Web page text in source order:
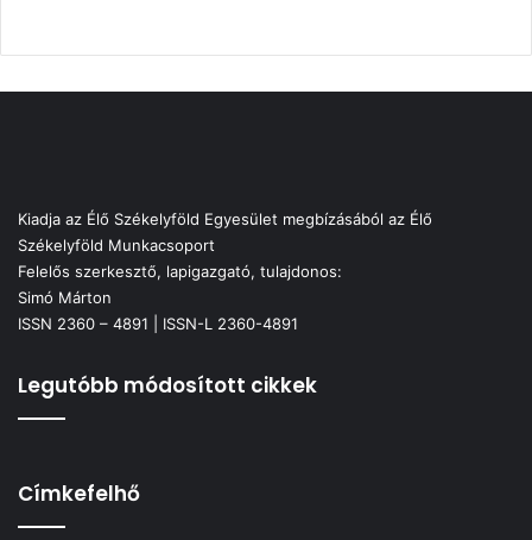
Kiadja az Élő Székelyföld Egyesület megbízásából az Élő
Székelyföld Munkacsoport
Felelős szerkesztő, lapigazgató, tulajdonos:
Simó Márton
ISSN 2360 – 4891 | ISSN-L 2360-4891
Legutóbb módosított cikkek
Címkefelhő